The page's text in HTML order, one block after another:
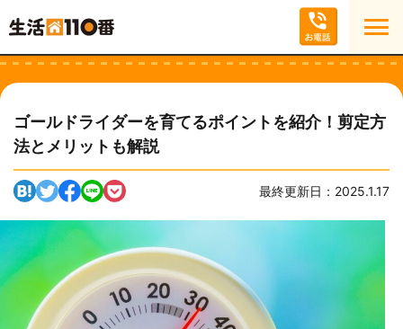
ゴールドライダーを育てるポイントを紹介！剪定方
法とメリットも解説
最終更新日：2025.1.17